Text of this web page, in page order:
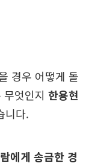
경우 어떻게 돌
엇인지 한용현
니다.
에게 송금한 경